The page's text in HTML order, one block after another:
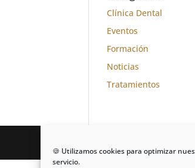
🍪 Utilizamos cookies para optimizar
servicio.
Clínica Dental
Eventos
Formación
Noticias
Tratamientos